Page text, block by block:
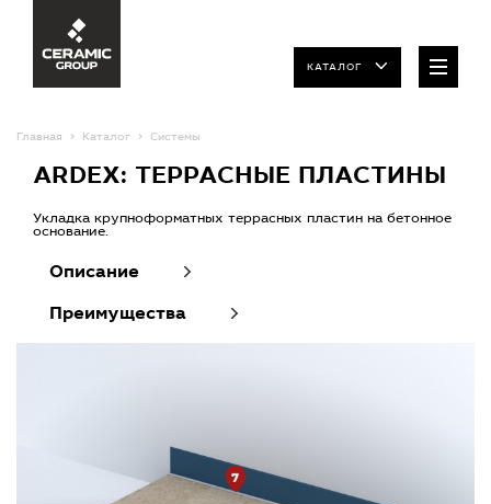
КАТАЛОГ
Главная Каталог Системы
ARDEX: ТЕРРАСНЫЕ ПЛАСТИНЫ
Укладка крупноформатных террасных пластин на бетонное
основание.
Преимущества
Описание